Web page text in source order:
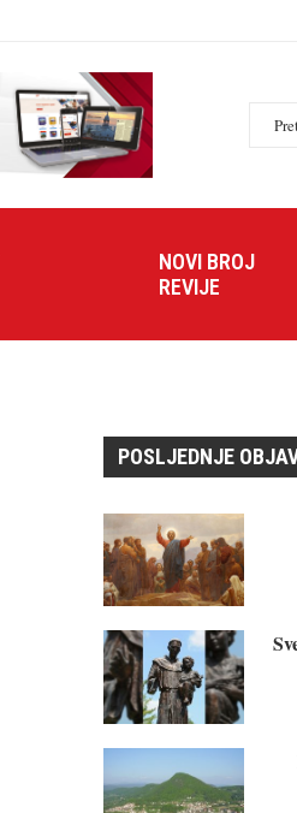
NOVI BROJ
REVIJE
POSLJEDNJE